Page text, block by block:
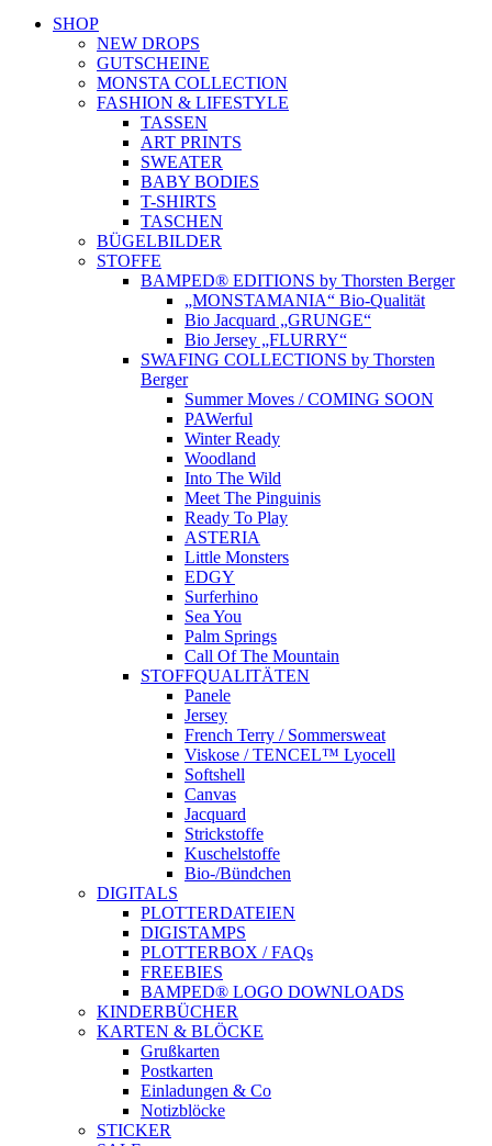
SHOP
NEW DROPS
GUTSCHEINE
MONSTA COLLECTION
FASHION & LIFESTYLE
TASSEN
ART PRINTS
SWEATER
BABY BODIES
T-SHIRTS
TASCHEN
BÜGELBILDER
STOFFE
BAMPED® EDITIONS by Thorsten Berger
„MONSTAMANIA“ Bio-Qualität
Bio Jacquard „GRUNGE“
Bio Jersey „FLURRY“
SWAFING COLLECTIONS by Thorsten
Berger
Summer Moves / COMING SOON
PAWerful
Winter Ready
Woodland
Into The Wild
Meet The Pinguinis
Ready To Play
ASTERIA
Little Monsters
EDGY
Surferhino
Sea You
Palm Springs
Call Of The Mountain
STOFFQUALITÄTEN
Panele
Jersey
French Terry / Sommersweat
Viskose / TENCEL™ Lyocell
Softshell
Canvas
Jacquard
Strickstoffe
Kuschelstoffe
Bio-/Bündchen
DIGITALS
PLOTTERDATEIEN
DIGISTAMPS
PLOTTERBOX / FAQs
FREEBIES
BAMPED® LOGO DOWNLOADS
KINDERBÜCHER
KARTEN & BLÖCKE
Grußkarten
Postkarten
Einladungen & Co
Notizblöcke
STICKER